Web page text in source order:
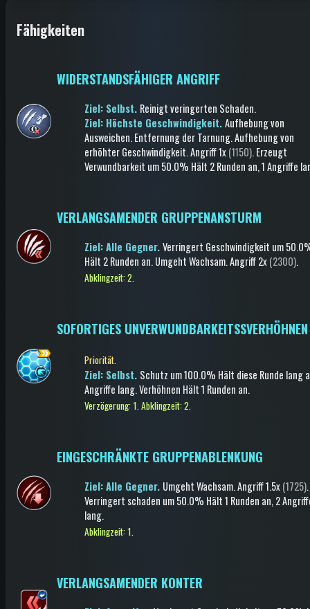
Fähigkeiten
WIDERSTANDSFÄHIGER ANGRIFF
Ziel: Selbst. Reinigt veringerten Schaden.
Ziel: Höchste Geschwindigkeit.Aufhebung von
Ausweichen.Entfernung der Tarnung.Aufhebung von
erhöhter Geschwindigkeit.Angriff1x(1150).Erzeugt
Verwundbarkeit um 50.0% Hält 2 Runden an, 1 Angriffe
VERLANGSAMENDER GRUPPENANSTURM
Ziel: Alle Gegner.Verringert Geschwindigkeit um
Hält 2 Runden an.Umgeht Wachsam.Angriff2x(2300).
Abklingzeit: 2.
SOFORTIGES UNVERWUNDBARKEITSSVERHÖHNEN
Priorität.
Ziel: Selbst. Schutz um 100.0% Hält diese Runde lang
Angriffe lang.Verhöhnen Hält 1 Runden an.
Verzögerung: 1.Abklingzeit: 2.
EINGESCHRÄNKTE GRUPPENABLENKUNG
Ziel: Alle Gegner. Umgeht Wachsam.Angriff1.5x(1725).
Verringert schaden um 50.0% Hält 1 Runden an, 2
lang.
Abklingzeit: 1.
VERLANGSAMENDER KONTER